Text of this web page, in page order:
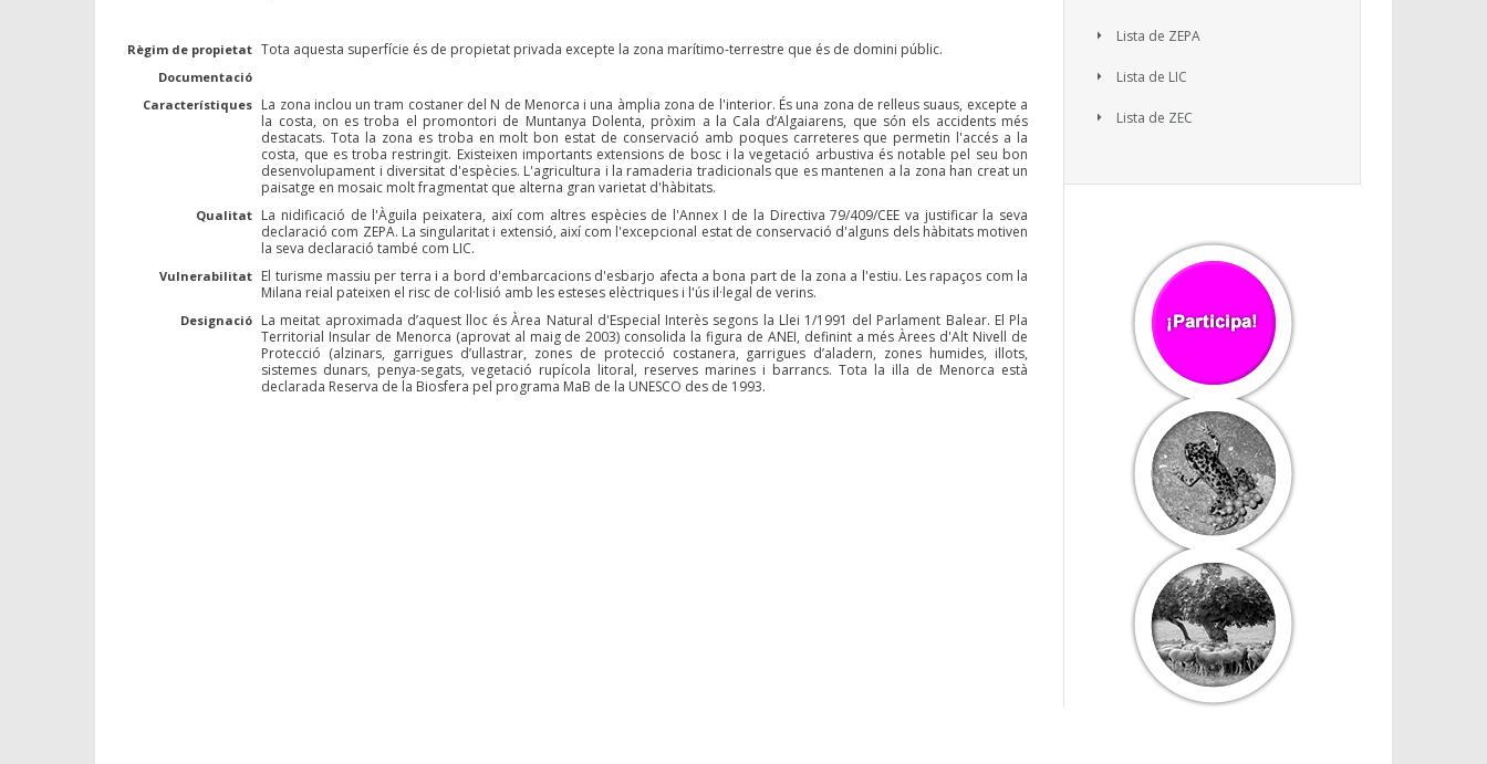
Règim de propietat Tota aquesta superfície és de propietat privada excepte la zona marítimo-terrestre que és de domini públic.
Documentació
Característiques La zona inclou un tram costaner del N de Menorca i una àmplia zona de l'interior. És una zona de relleus suaus, excepte a
la costa, on es troba el promontori de Muntanya Dolenta, pròxim a la Cala d’Algaiarens, que són els accidents més
destacats. Tota la zona es troba en molt bon estat de conservació amb poques carreteres que permetin l'accés a la
costa, que es troba restringit. Existeixen importants extensions de bosc i la vegetació arbustiva és notable pel seu bon
desenvolupament i diversitat d'espècies. L'agricultura i la ramaderia tradicionals que es mantenen a la zona han creat un
paisatge en mosaic molt fragmentat que alterna gran varietat d'hàbitats.
Qualitat La nidificació de l'Àguila peixatera, així com altres espècies de l'Annex I de la Directiva 79/409/CEE va justificar la seva
declaració com ZEPA. La singularitat i extensió, així com l'excepcional estat de conservació d'alguns dels hàbitats motiven
la seva declaració també com LIC.
Vulnerabilitat El turisme massiu per terra i a bord d'embarcacions d'esbarjo afecta a bona part de la zona a l'estiu. Les rapaços com la
Milana reial pateixen el risc de col·lisió amb les esteses elèctriques i l'ús il·legal de verins.
Designació La meitat aproximada d’aquest lloc és Àrea Natural d'Especial Interès segons la Llei 1/1991 del Parlament Balear. El Pla
Territorial Insular de Menorca (aprovat al maig de 2003) consolida la figura de ANEI, definint a més Àrees d'Alt Nivell de
Protecció (alzinars, garrigues d’ullastrar, zones de protecció costanera, garrigues d’aladern, zones humides, illots,
sistemes dunars, penya-segats, vegetació rupícola litoral, reserves marines i barrancs. Tota la illa de Menorca està
declarada Reserva de la Biosfera pel programa MaB de la UNESCO des de 1993.
Lista de ZEPA
Lista de LIC
Lista de ZEC